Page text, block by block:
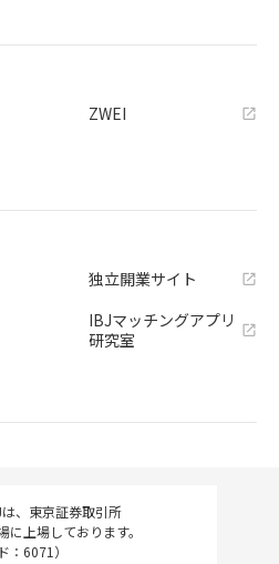
ZWEI
独立開業サイト
IBJマッチングアプリ
研究室
、東京証券取引所
に上場しております。
：6071）